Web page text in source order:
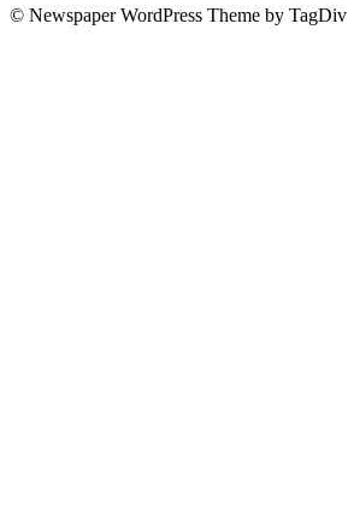
© Newspaper WordPress Theme by TagDiv